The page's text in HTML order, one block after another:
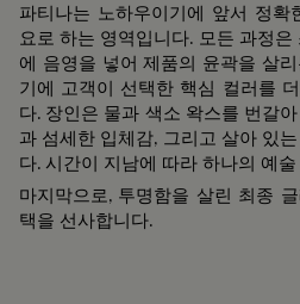
파티나는 노하우이기에 앞서 정확
요로 하는 영역입니다. 모든 과정
에 음영을 넣어 제품의 윤곽을 살
기에 고객이 선택한 핵심 컬러를
다. 장인은 물과 색소 왁스를 번갈
과 섬세한 입체감, 그리고 살아 있
다. 시간이 지남에 따라 하나의 예
마지막으로, 투명함을 살린 최종
택을 선사합니다.